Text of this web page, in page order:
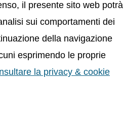
il presente sito web potrà
sui comportamenti dei
della navigazione
esprimendo le proprie
la privacy & cookie